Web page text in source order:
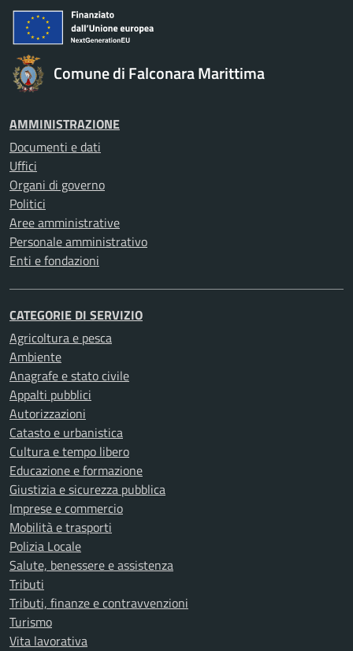
Comune di Falconara Marittima
AMMINISTRAZIONE
Documenti e dati
Uffici
Organi di governo
Politici
Aree amministrative
Personale amministrativo
Enti e fondazioni
CATEGORIE DI SERVIZIO
Agricoltura e pesca
Ambiente
Anagrafe e stato civile
Appalti pubblici
Autorizzazioni
Catasto e urbanistica
Cultura e tempo libero
Educazione e formazione
Giustizia e sicurezza pubblica
Imprese e commercio
Mobilità e trasporti
Polizia Locale
Salute, benessere e assistenza
Tributi
Tributi, finanze e contravvenzioni
Turismo
Vita lavorativa